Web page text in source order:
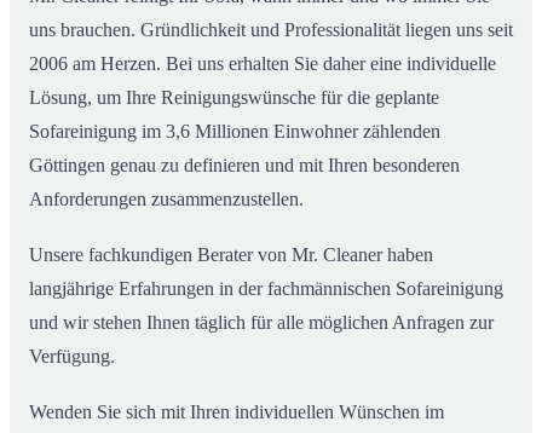
uns brauchen. Gründlichkeit und Professionalität liegen uns seit
2006 am Herzen. Bei uns erhalten Sie daher eine individuelle
Lösung, um Ihre Reinigungswünsche für die geplante
Sofareinigung im 3,6 Millionen Einwohner zählenden
Göttingen genau zu definieren und mit Ihren besonderen
Anforderungen zusammenzustellen.
Unsere fachkundigen Berater von Mr. Cleaner haben
langjährige Erfahrungen in der fachmännischen Sofareinigung
und wir stehen Ihnen täglich für alle möglichen Anfragen zur
Verfügung.
Wenden Sie sich mit Ihren individuellen Wünschen im